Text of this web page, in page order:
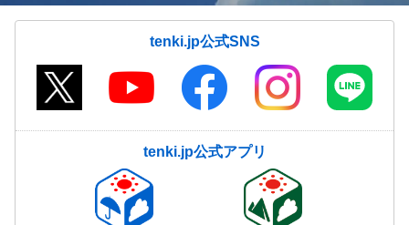
tenki.jp公式SNS
tenki.jp公式アプリ